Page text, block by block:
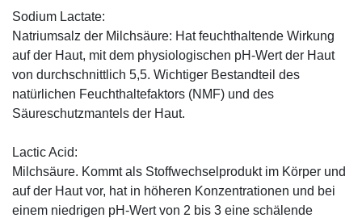
Sodium Lactate:
Natriumsalz der Milchsäure: Hat feuchthaltende Wirkung
auf der Haut, mit dem physiologischen pH-Wert der Haut
von durchschnittlich 5,5. Wichtiger Bestandteil des
natürlichen Feuchthaltefaktors (NMF) und des
Säureschutzmantels der Haut.
Lactic Acid:
Milchsäure. Kommt als Stoffwechselprodukt im Körper und
auf der Haut vor, hat in höheren Konzentrationen und bei
einem niedrigen pH-Wert von 2 bis 3 eine schälende